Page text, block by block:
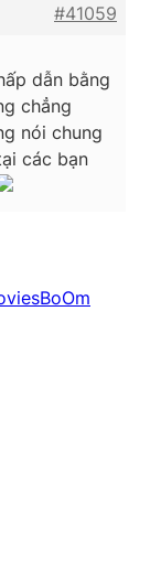
#41059
dẫn bằng
chẳng
nói chung
các bạn